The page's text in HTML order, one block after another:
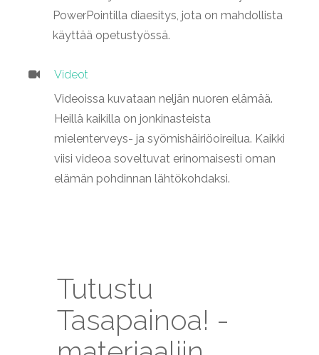
PowerPointilla diaesitys, jota on mahdollista
käyttää opetustyössä.
Videot
Videoissa kuvataan neljän nuoren elämää.
Heillä kaikilla on jonkinasteista
mielenterveys- ja syömishäiriöoireilua. Kaikki
viisi videoa soveltuvat erinomaisesti oman
elämän pohdinnan lähtökohdaksi.
Tutustu
Tasapainoa! -